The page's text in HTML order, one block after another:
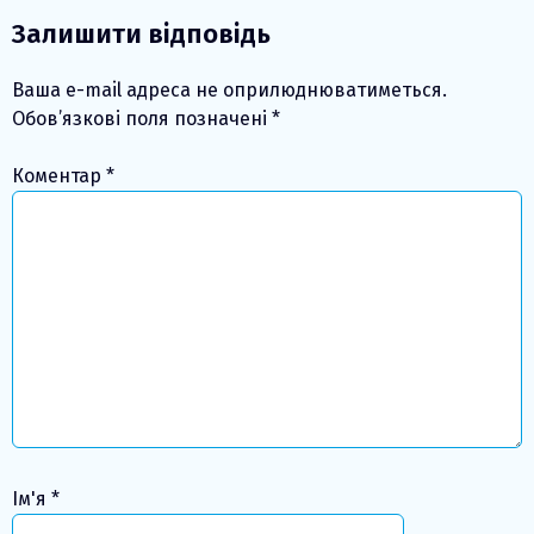
Залишити відповідь
Ваша e-mail адреса не оприлюднюватиметься.
Обов’язкові поля позначені *
Коментар *
Ім'я *